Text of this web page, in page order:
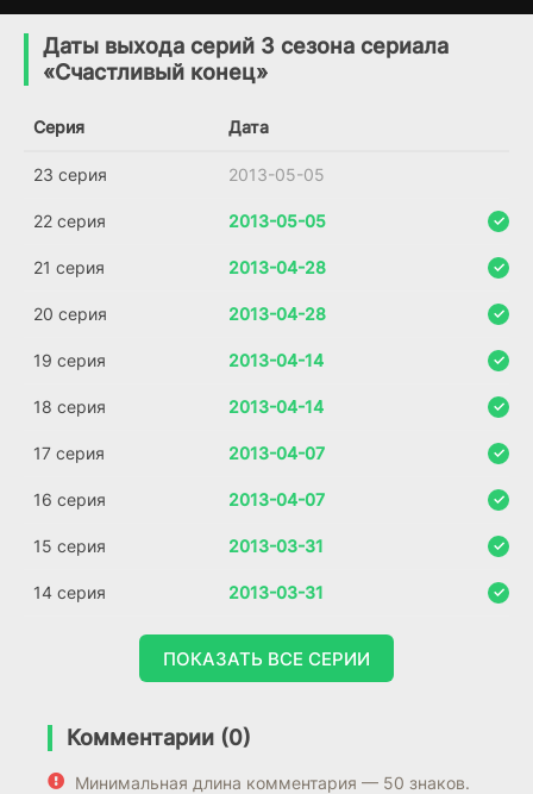
(2020)
Даты выхода серий 3 сезона сериала
«Счастливый конец»
Серия Дата
23 серия 2013-05-05
22 серия 2013-05-05
21 серия 2013-04-28
20 серия 2013-04-28
19 серия 2013-04-14
18 серия 2013-04-14
17 серия 2013-04-07
16 серия 2013-04-07
15 серия 2013-03-31
14 серия 2013-03-31
ПОКАЗАТЬ ВСЕ СЕРИИ
Комментарии (0)
Минимальная длина комментария — 50 знаков.